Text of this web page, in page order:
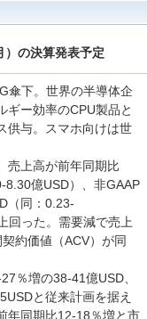
の決算発表予定
傘下。世界の半導体企
ギー効率のCPU製品と
供与。スマホ向けは世
売上高が前年同期比
億USD）、非GAAP
（同：0.23-
回った。需要減で売上
約価値（ACV）が同
％増の38-41億USD、
と従来計画を据え
年同期比12-18％増と市